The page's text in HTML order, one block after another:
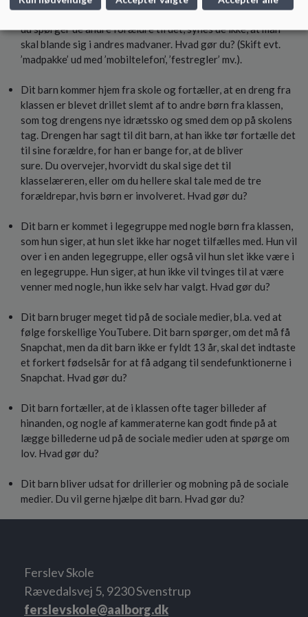
Du har lyst til at lave fælles regler for madpakkerne, men når
du spørger de andre forældre til det, synes de ikke, at man
skal blande sig i andres madvaner. Hvad gør du? (Skift evt.
’madpakke’ ud med ’mobiltelefon’, ’festregler’ mv.).
Dit barn kommer hjem fra skole og fortæller, at en dreng fra
klassen er blevet drillet slemt af to andre børn fra klassen,
som tog drengens nye idrætssko og smed dem op på skolens
tag. Drengen har sagt til dit barn, at han ikke tør fortælle det
til sine forældre, for han er bange for, at de bliver
sure. Du overvejer, hvorvidt du skal sige det til
klasselæreren, eller om du hellere skal tale med de tre
forældrepar, hvis børn er involveret. Hvad gør du?
Dit barn er kommet i legegruppe med nogle børn fra klassen,
som hun siger, at hun slet ikke har noget tilfælles med. Hun vil
over i en anden legegruppe, eller også vil hun slet ikke være i
en legegruppe. Hun siger, at hun ikke vil tvinges til at være
venner med nogle, hun ikke selv har valgt. Hvad gør du?
Dit barn bruger meget tid på de sociale medier, bl.a. ved at
følge forskellige YouTubere. Dit barn spørger, om det må få
Snapchat, men da dit barn ikke er fyldt 13 år, skal det indtaste
et forkert fødselsår for at få adgang til sendefunktionerne i
Snapchat. Hvad gør du?
Dit barn fortæller, at de i klassen ofte tager billeder af
hinanden, og nogle af kammeraterne kan godt finde på at
lægge billederne ud på de sociale medier uden at spørge om
lov. Hvad gør du?
Dit barn bliver udsat for drillerier og mobning på de sociale
medier. Du vil gerne hjælpe dit barn. Hvad gør du?
Ferslev Skole
Rævedalsvej 5, 9230 Svenstrup
ferslevskole@aalborg.dk